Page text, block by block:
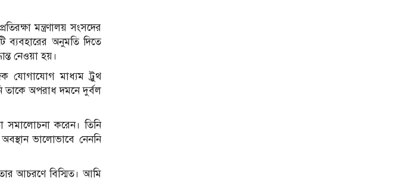
মন্ত্রণালয় সংসদের
ব্যবহারের অনুমতি দিতে
নেওয়া হয়।
যোগাযোগ মাধ্যম ট্রুথ
তাকে অপরাধ দমনে দুর্বল
সমালোচনা করেন। তিনি
ভালোভাবে নেননি
আচরণে বিস্মিত। আমি